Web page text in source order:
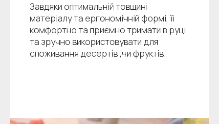
Завдяки оптимальній товщині
матеріалу та ергономічній формі, її
комфортно та приємно тримати в руці
та зручно використовувати для
споживання десертів ,чи фруктів.